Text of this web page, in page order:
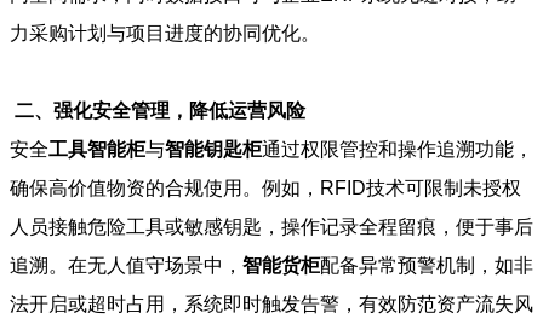
力采购计划与项目进度的协同优化。
二、强化安全管理，降低运营风险
安全工具智能柜与智能钥匙柜通过权限管控和操作追溯功能，
确保高价值物资的合规使用。例如，RFID技术可限制未授权
人员接触危险工具或敏感钥匙，操作记录全程留痕，便于事后
追溯。在无人值守场景中， 智能货柜配备异常预警机制，如非
法开启或超时占用，系统即时触发告警，有效防范资产流失风